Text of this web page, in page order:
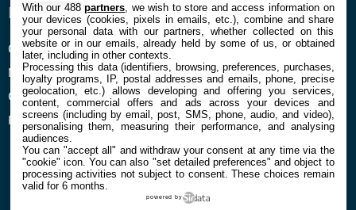
ENTREPRISE
Qui sommes nous
Mentions légales et CGU
Confidentialité et Cookies
Préférences cookies
À PROPOS
La rédaction
Contact
With our 488partners , we wish to store and access information on
your devices (cookies, pixels in emails, etc.), combine and share
your personal data with our partners, whether collected on this
website or in our emails, already held by some of us, or obtained
later, including in other contexts.
Processing this data (identifiers, browsing, preferences, purchases,
loyalty programs, IP, postal addresses and emails, phone, precise
geolocation, etc.) allows developing and offering you services,
content, commercial offers and ads across your devices and
screens (including by email, post, SMS, phone, audio, and video),
personalising them, measuring their performance, and analysing
audiences.
You can "accept all" and withdraw your consent at any time via the
"cookie" icon. You can also "set detailed preferences" and object to
processing activities not subject to consent. These choices remain
valid for 6 months.
powered by